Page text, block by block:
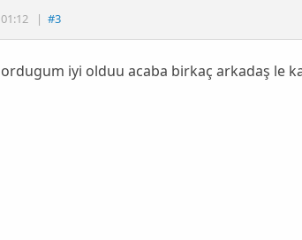
01:12 | #3
iyi olduu acaba birkaç arkadaş le